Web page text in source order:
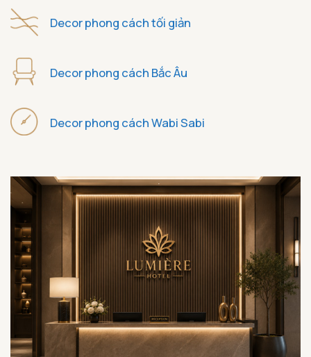
Decor phong cách tối giản
Decor phong cách Bắc Âu
Decor phong cách Wabi Sabi